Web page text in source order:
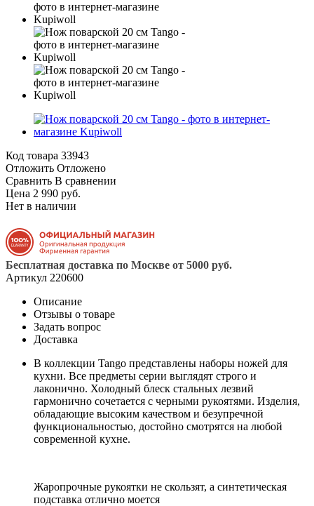
Код товара 33943
Отложить Отложено
Сравнить В сравнении
Цена 2 990 руб.
Нет в наличии
Бесплатная доставка по Москве от 5000 руб.
Артикул 220600
Описание
Отзывы о товаре
Задать вопрос
Доставка
В коллекции Tango представлены наборы ножей для
кухни. Все предметы серии выглядят строго и
лаконично. Холодный блеск стальных лезвий
гармонично сочетается с черными рукоятями. Изделия,
обладающие высоким качеством и безупречной
функциональностью, достойно смотрятся на любой
современной кухне.
Жаропрочные рукоятки не скользят, а синтетическая
подставка отлично моется